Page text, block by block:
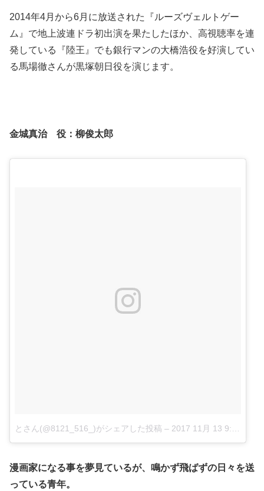
2014年4月から6月に放送された『ルーズヴェルトゲー
ム』で地上波連ドラ初出演を果たしたほか、高視聴率を連
発している『陸王』でも銀行マンの大橋浩役を好演してい
る馬場徹さんが黒塚朝日役を演じます。
金城真治 役： 柳俊太郎
とさん(@8121_516_)がシェアした投稿 – 2017 11月 13 9:48午後 PST
漫画家になる事を夢見ているが、鳴かず飛ばずの日々を送
っている青年。